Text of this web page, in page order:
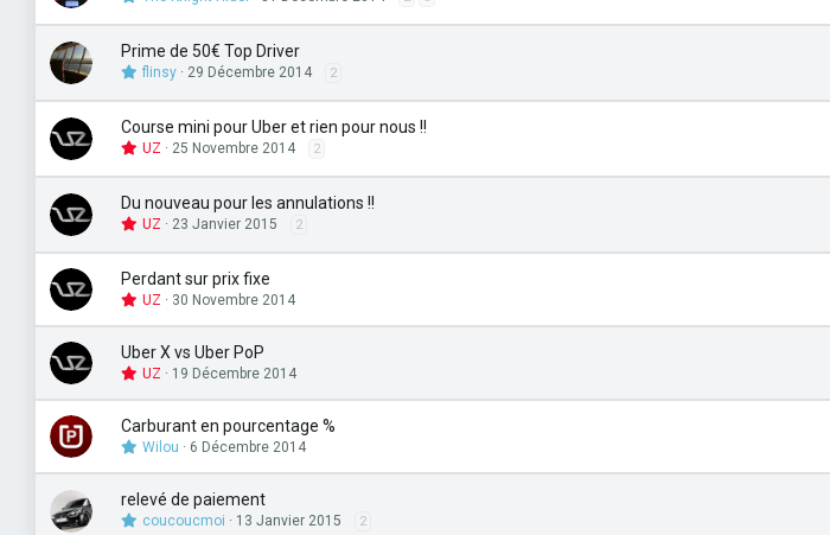
Prime de 50€ Top Driver
flinsy 29 Décembre 2014 2
Course mini pour Uber et rien pour nous !!
UZ 25 Novembre 2014 2
Du nouveau pour les annulations !!
UZ 23 Janvier 2015 2
Perdant sur prix fixe
UZ 30 Novembre 2014
Uber X vs Uber PoP
UZ 19 Décembre 2014
Carburant en pourcentage %
Wilou 6 Décembre 2014
relevé de paiement
coucoucmoi 13 Janvier 2015 2